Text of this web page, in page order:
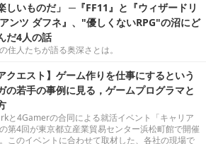
しいものだ」 ─『FF11』と『ウィザードリ
ンツ ダフネ』、"優しくないRPG"の沼にど
だ4人の話
住人たちが語る奥深さとは。
クエスト】ゲーム作りを仕事にするという
の若手の事例に見る，ゲームプログラマと
と4Gamerの合同による就活イベント「キャリア
第4回が東京都立産業貿易センター浜松町館で開催
このイベントに合わせて取材した、各社の現場で